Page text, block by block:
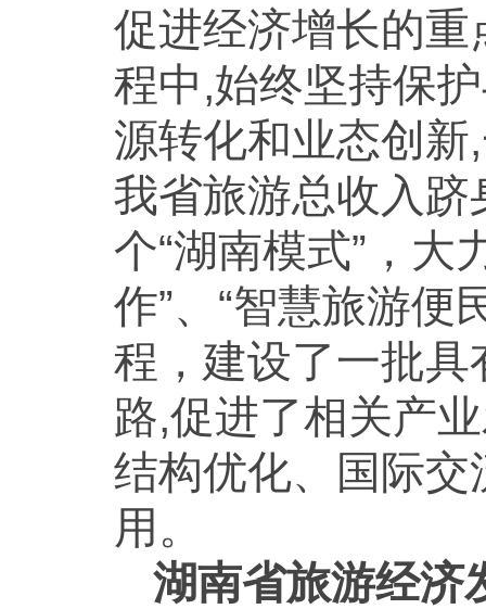
促进经济增长的
程中,始终坚持保
源转化和业态创
我省旅游总收入
个“湖南模式”，大
作”、“智慧旅游便
程，建设了一批
路,促进了相关产
结构优化、国际
用。
湖南省旅游经济